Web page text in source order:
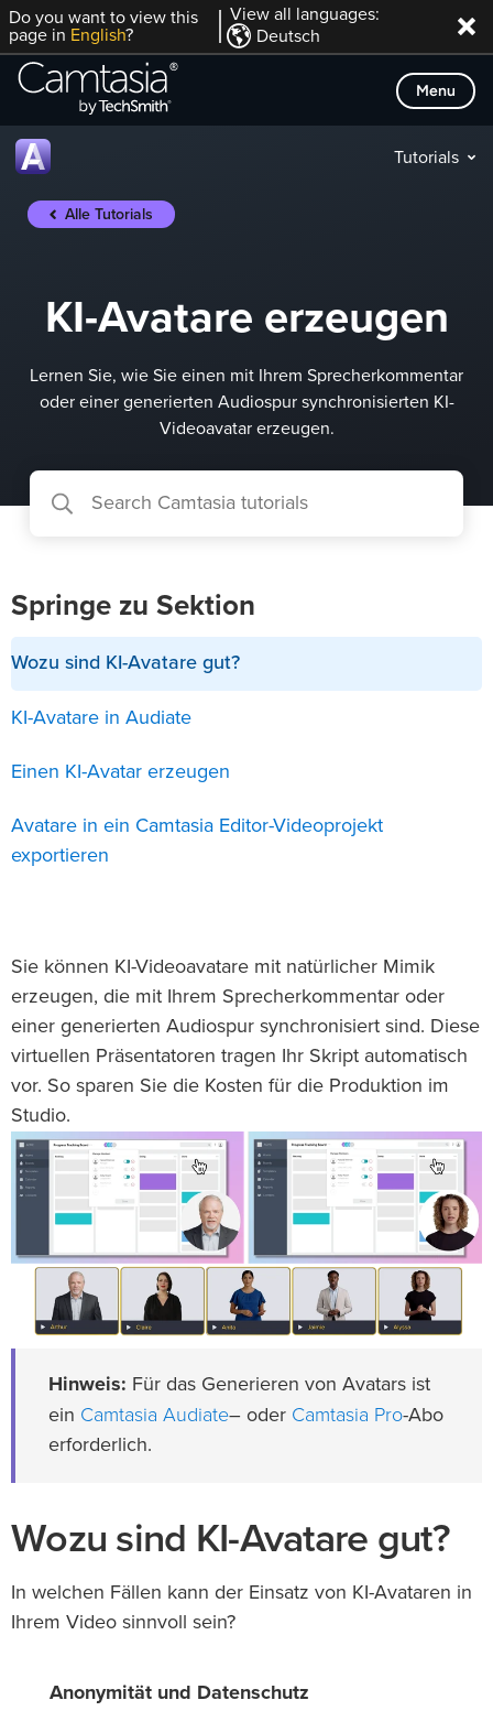
Direkt
zum
Inhalt
Do you want to view this
page in English?
View all languages:
Deutsch
Menu
Tutorials
Alle Tutorials
KI-Avatare erzeugen
Lernen Sie, wie Sie einen mit Ihrem Sprecherkommentar
oder einer generierten Audiospur synchronisierten KI-
Videoavatar erzeugen.
Sie können KI-Videoavatare mit natürlicher Mimik
erzeugen, die mit Ihrem Sprecherkommentar oder
einer generierten Audiospur synchronisiert sind. Diese
virtuellen Präsentatoren tragen Ihr Skript automatisch
vor. So sparen Sie die Kosten für die Produktion im
Studio.
Hinweis: Für das Generieren von Avatars ist
ein Camtasia Audiate– oder Camtasia Pro-Abo
erforderlich.
Wozu sind KI-Avatare gut?
In welchen Fällen kann der Einsatz von KI-Avataren in
Ihrem Video sinnvoll sein?
Anonymität und Datenschutz
Springe zu Sektion
Wozu sind KI-Avatare gut?
KI-Avatare in Audiate
Einen KI-Avatar erzeugen
Avatare in ein Camtasia Editor-Videoprojekt
exportieren